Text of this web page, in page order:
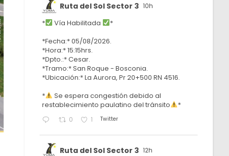
Ruta del Sol Sector 3 10h
* Vía Habilitada
*
*Fecha:* 05/08/2026.
*Hora:* 15:15hrs.
*Dpto.:* Cesar.
*Tramo:* San Roque - Bosconia.
*Ubicación:* La Aurora, Pr 20+500 RN 4516.
*
Se espera congestión debido al
restablecimiento paulatino del tránsito
*
0 1 Twitter
Ruta del Sol Sector 3 12h